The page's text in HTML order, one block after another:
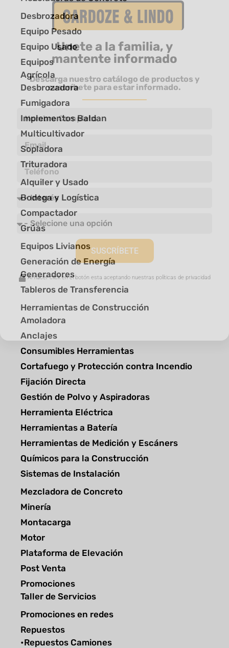
Desbrozadora
Equipo Pesado
Equipo Usado
Equipos
Agrícola
Desbrozadora
Fumigadora
Implementos Baldan
Multicultivador
Sopladora
Trituradora
Alquiler y Usado
Bodega y Logística
Compactador
Grúas
Equipos Livianos
Generación de Energía
Generadores
Tableros de Transferencia
Herramientas de Construcción
Amoladora
Anclajes
Consumibles Herramientas
Cortafuego y Protección contra Incendio
Fijación Directa
Gestión de Polvo y Aspiradoras
Herramienta Eléctrica
Herramientas a Batería
Herramientas de Medición y Escáners
Químicos para la Construcción
Sistemas de Instalación
Mezcladora de Concreto
Minería
Montacarga
Motor
Plataforma de Elevación
Post Venta
Promociones
Taller de Servicios
Promociones en redes
Repuestos
•Repuestos Camiones
Unete a la familia, y
mantente informado
Descarga nuestro catálogo de productos y
suscríbete para estar informado.
SUSCRÍBETE
Al hacer click en el botón esta aceptando nuestras políticas de privacidad